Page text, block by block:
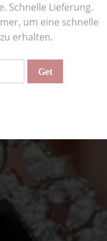
Schnelle Lieferung.
um eine schnelle
erhalten.